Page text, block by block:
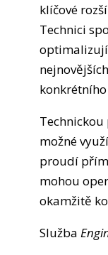
klíčové
Technici
optimalizují
možné
proudí
mohou
okamžitě
Služba